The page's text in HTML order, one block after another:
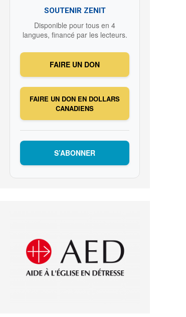
SOUTENIR ZENIT
Disponible pour tous en 4
langues, financé par les lecteurs.
FAIRE UN DON
FAIRE UN DON EN DOLLARS
CANADIENS
S’ABONNER